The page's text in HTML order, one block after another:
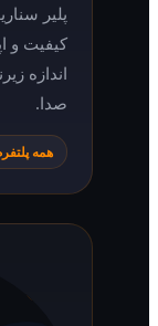
پلیر سناریو
کیفیت و اپیزود،
اندازه زیرنویس،
همه پلتفرم‌ها